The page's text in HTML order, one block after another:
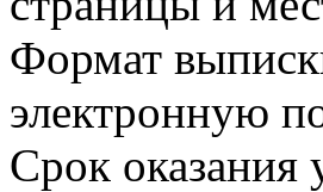
Формат
электронную
Срок оказания